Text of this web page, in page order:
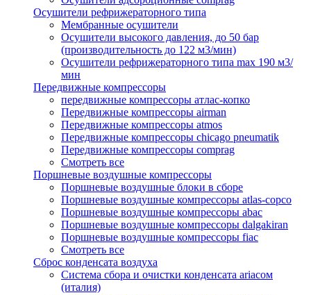
Осушители рефрижераторного типа
Мембранные осушители
Осушители высокого давления, до 50 бар
(производительность до 122 м3/мин)
Осушители рефрижераторного типа max 190 м3/
мин
Передвижные компрессоры
передвижные компрессоры атлас-копко
Передвижные компрессоры airman
Передвижные компрессоры atmos
Передвижные компрессоры chicago pneumatik
Передвижные компрессоры comprag
Смотреть все
Поршневые воздушные компрессоры
Поршневые воздушные блоки в сборе
Поршневые воздушные компрессоры atlas-copco
Поршневые воздушные компрессоры abac
Поршневые воздушные компрессоры dalgakiran
Поршневые воздушные компрессоры fiac
Смотреть все
Сброс конденсата воздуха
Система сбора и очистки конденсата ariacом
(италия)